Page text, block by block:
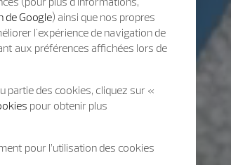
de Google) ainsi que nos propres
l'expérience de navigation de
aux préférences affichées lors de
des cookies, cliquez sur «
pour obtenir plus
pour l’utilisation des cookies